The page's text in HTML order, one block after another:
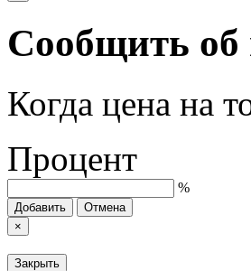
Сообщить об
Когда цена на
Процент
%
Добавить
Отмена
×
Закрыть